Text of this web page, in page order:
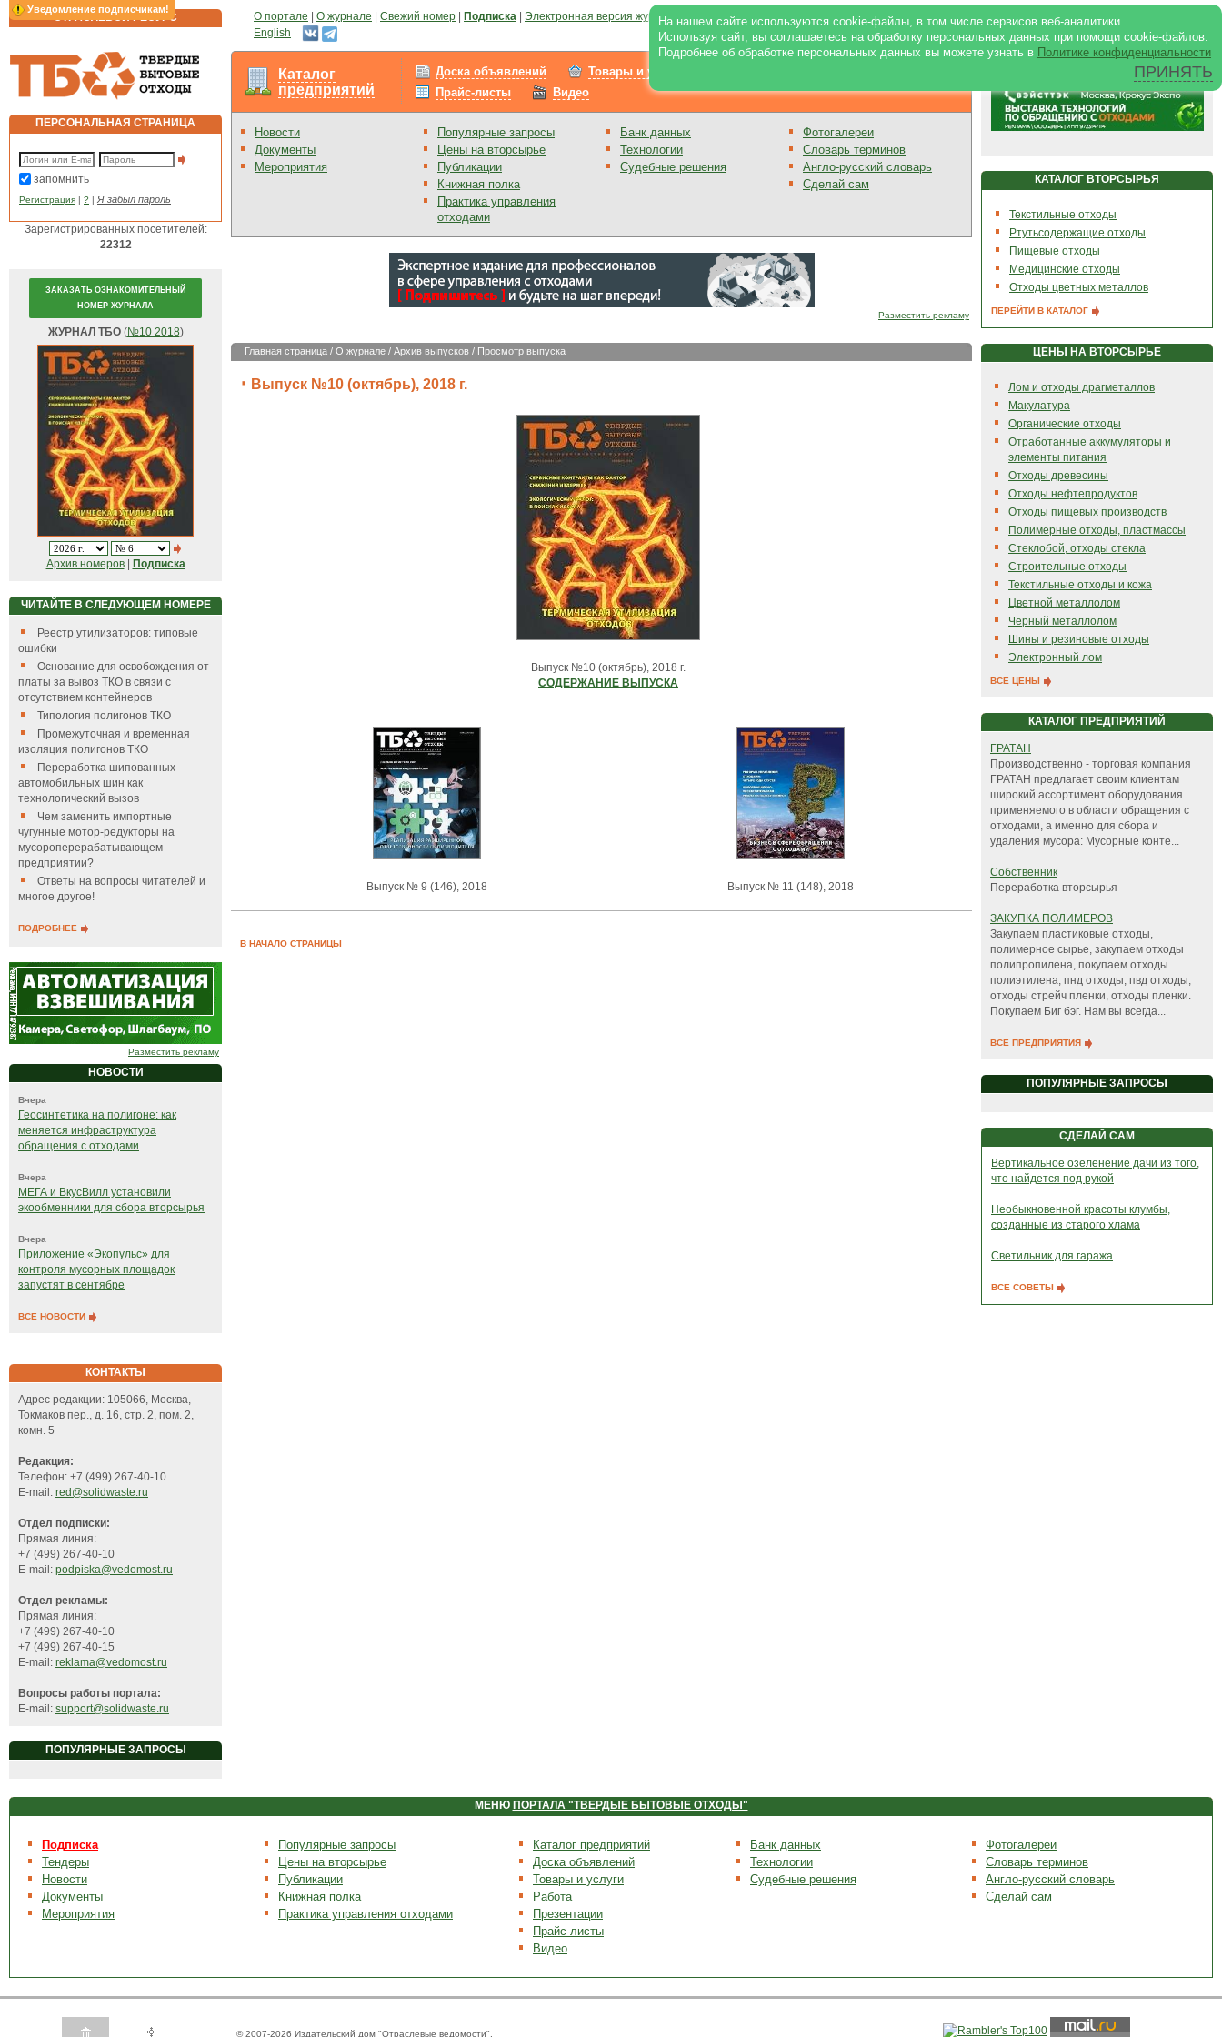
Уведомление подписчикам!
На нашем сайте используются cookie-файлы, в том числе сервисов веб-аналитики.
Используя сайт, вы соглашаетесь на обработку персональных данных при помощи cookie-файлов.
Подробнее об обработке персональных данных вы можете узнать в Политике конфиденциальности
ПРИНЯТЬ
ОТРАСЛЕВОЙ РЕСУРС О портале О журнале Свежий номер Подписка Электронная версия журнала |Отзывы|Реклама на портале|Реклама в журнале |
English
ПЕРСОНАЛЬНАЯ СТРАНИЦА
запомнить
Регистрация | ? | Я забыл пароль
Зарегистрированных посетителей:
22312
ЗАКАЗАТЬ ОЗНАКОМИТЕЛЬНЫЙ
НОМЕР ЖУРНАЛА
ЖУРНАЛ ТБО(№10 2018)
Архив номеров| Подписка
ЧИТАЙТЕ В СЛЕДУЮЩЕМ НОМЕРЕ
Реестр утилизаторов: типовые
ошибки
Основание для освобождения от
платы за вывоз ТКО в связи с
отсутствием контейнеров
Типология полигонов ТКО
Промежуточная и временная
изоляция полигонов ТКО
Переработка шипованных
автомобильных шин как
технологический вызов
Чем заменить импортные
чугунные мотор-редукторы на
мусороперерабатывающем
предприятии?
Ответы на вопросы читателей и
многое другое!
ПОДРОБНЕЕ
Разместить рекламу
НОВОСТИ
Вчера
Геосинтетика на полигоне: как
меняется инфраструктура
обращения с отходами
Вчера
МЕГА и ВкусВилл установили
экообменники для сбора вторсырья
Вчера
Приложение «Экопульс» для
контроля мусорных площадок
запустят в сентябре
ВСЕ НОВОСТИ
КОНТАКТЫ
Адрес редакции: 105066, Москва,
Токмаков пер., д. 16, стр. 2, пом. 2,
комн. 5
Редакция:
Телефон: +7 (499) 267-40-10
E-mail: red@solidwaste.ru
Отдел подписки:
Прямая линия:
+7 (499) 267-40-10
E-mail: podpiska@vedomost.ru
Отдел рекламы:
Прямая линия:
+7 (499) 267-40-10
+7 (499) 267-40-15
E-mail: reklama@vedomost.ru
Вопросы работы портала:
E-mail: support@solidwaste.ru
ПОПУЛЯРНЫЕ ЗАПРОСЫ
Каталог
предприятий
Доска объявлений Товары и услуги
Прайс-листы
Видео
Новости
Документы
Мероприятия
Популярные запросы
Цены на вторсырье
Публикации
Книжная полка
Практика управления
отходами
Банк данных
Технологии
Судебные решения
Фотогалереи
Словарь терминов
Англо-русский словарь
Сделай сам
Разместить рекламу
Главная страница / О журнале / Архив выпусков / Просмотр выпуска
Выпуск №10 (октябрь), 2018 г.
Выпуск №10 (октябрь), 2018 г.
СОДЕРЖАНИЕ ВЫПУСКА
Выпуск № 9 (146), 2018 Выпуск № 11 (148), 2018
В НАЧАЛО СТРАНИЦЫ
КАТАЛОГ ВТОРСЫРЬЯ
Текстильные отходы
Ртутьсодержащие отходы
Пищевые отходы
Медицинские отходы
Отходы цветных металлов
ПЕРЕЙТИ В КАТАЛОГ
ЦЕНЫ НА ВТОРСЫРЬЕ
Лом и отходы драгметаллов
Макулатура
Органические отходы
Отработанные аккумуляторы и
элементы питания
Отходы древесины
Отходы нефтепродуктов
Отходы пищевых производств
Полимерные отходы, пластмассы
Стеклобой, отходы стекла
Строительные отходы
Текстильные отходы и кожа
Цветной металлолом
Черный металлолом
Шины и резиновые отходы
Электронный лом
ВСЕ ЦЕНЫ
КАТАЛОГ ПРЕДПРИЯТИЙ
ГРАТАН
Производственно - торговая компания
ГРАТАН предлагает своим клиентам
широкий ассортимент оборудования
применяемого в области обращения с
отходами, а именно для сбора и
удаления мусора: Мусорные конте...
Собственник
Переработка вторсырья
ЗАКУПКА ПОЛИМЕРОВ
Закупаем пластиковые отходы,
полимерное сырье, закупаем отходы
полипропилена, покупаем отходы
полиэтилена, пнд отходы, пвд отходы,
отходы стрейч пленки, отходы пленки.
Покупаем Биг бэг. Нам вы всегда...
ВСЕ ПРЕДПРИЯТИЯ
ПОПУЛЯРНЫЕ ЗАПРОСЫ
СДЕЛАЙ САМ
Вертикальное озеленение дачи из того,
что найдется под рукой
Необыкновенной красоты клумбы,
созданные из старого хлама
Светильник для гаража
ВСЕ СОВЕТЫ
МЕНЮ ПОРТАЛА "ТВЕРДЫЕ БЫТОВЫЕ ОТХОДЫ"
Подписка
Тендеры
Новости
Документы
Мероприятия
Популярные запросы
Цены на вторсырье
Публикации
Книжная полка
Практика управления отходами
Каталог предприятий
Доска объявлений
Товары и услуги
Работа
Презентации
Прайс-листы
Видео
Банк данных
Технологии
Судебные решения
Фотогалереи
Словарь терминов
Англо-русский словарь
Сделай сам
© 2007-2026 Издательский дом "Отраслевые ведомости".